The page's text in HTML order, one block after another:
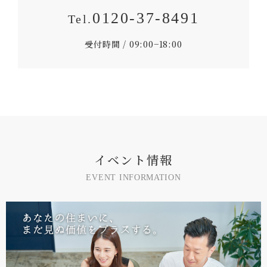
0120-37-8491
受付時間 / 09:00−18:00
イ ベ ン ト 情報
EVENT INFORMATION